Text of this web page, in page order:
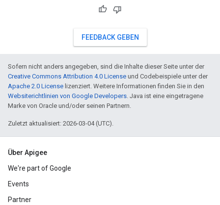
FEEDBACK GEBEN
Sofern nicht anders angegeben, sind die Inhalte dieser Seite unter der
Creative Commons Attribution 4.0 License und Codebeispiele unter der
Apache 2.0 License lizenziert. Weitere Informationen finden Sie in den
Websiterichtlinien von Google Developers . Java ist eine eingetragene
Marke von Oracle und/oder seinen Partnern.
Zuletzt aktualisiert: 2026-03-04 (UTC).
Über Apigee
We're part of Google
Events
Partner